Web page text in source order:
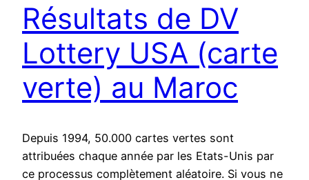
Résultats de DV
Lottery USA (carte
verte) au Maroc
Depuis 1994, 50.000 cartes vertes sont
attribuées chaque année par les Etats-Unis par
ce processus complètement aléatoire. Si vous ne